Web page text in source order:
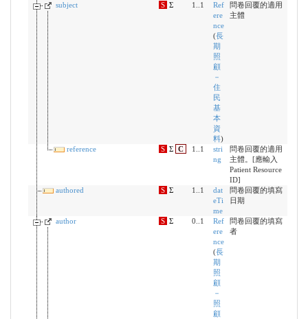
subject
S Σ 1..1
Ref
ere
nce
(長
期
照
顧
－
住
民
基
本
資
料)
問卷回覆的適用
主體
reference S Σ C 1..1
stri
ng
問卷回覆的適用
主體。[應輸入
Patient Resource
ID]
authored
S Σ 1..1
dat
eTi
me
問卷回覆的填寫
日期
author S Σ 0..1
Ref
ere
nce
(長
期
照
顧
－
照
顧
問卷回覆的填寫
者